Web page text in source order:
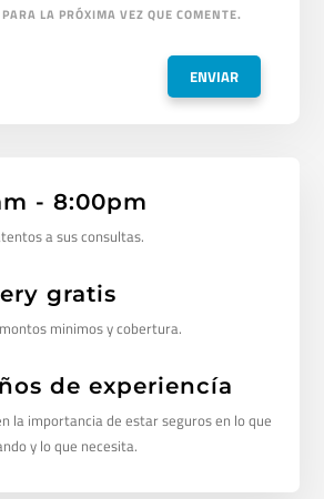
LA PRÓXIMA VEZ QUE COMENTE.
- 8:00pm
a sus consultas.
gratis
minimos y cobertura.
de experiencía
la importancia de estar seguros en lo que
y lo que necesita.